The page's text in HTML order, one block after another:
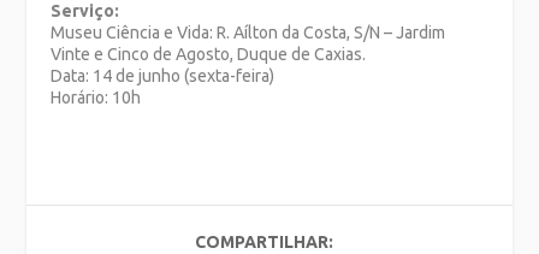
Serviço:
Museu Ciência e Vida: R. Aílton da Costa, S/N – Jardim
Vinte e Cinco de Agosto, Duque de Caxias.
Data: 14 de junho (sexta-feira)
Horário: 10h
COMPARTILHAR: